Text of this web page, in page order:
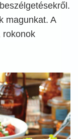
magunkat. A
rokonok